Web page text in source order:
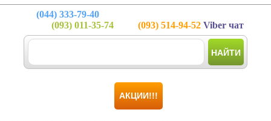
(044) 333-79-40
(093) 011-35-74 (093) 514-94-52 Viber чат
НАЙТИ
АКЦИИ!!!